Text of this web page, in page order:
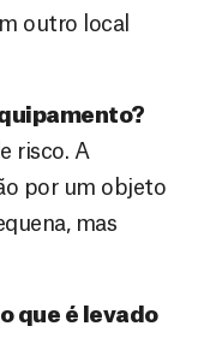
outro local
risco. A
por um objeto
mas
que é levado